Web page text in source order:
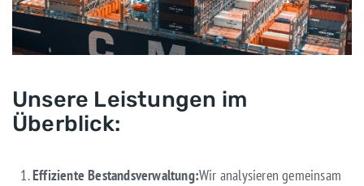
Unsere Leistungen im
Überblick:
Effiziente Bestandsverwaltung:Wir analysieren gemeinsam